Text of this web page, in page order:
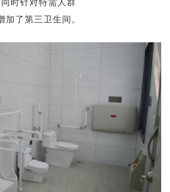
同时针对特需人群
加了第三卫生间。